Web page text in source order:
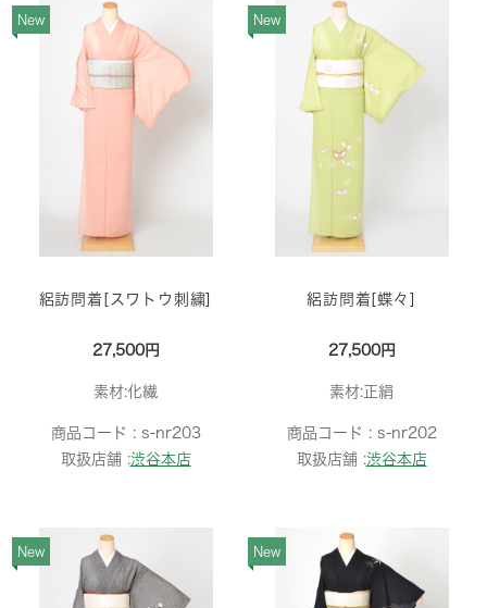
New
絽訪問着[スワトウ刺繍]
27,500円
素材:化繊
商品コード : s-nr203
取扱店舗 :渋谷本店
New
絽訪問着[蝶々]
27,500円
素材:正絹
商品コード : s-nr202
取扱店舗 :渋谷本店
New New